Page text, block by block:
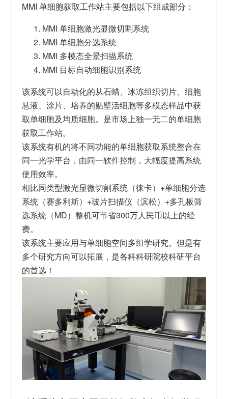
MMI 单细胞获取工作站主要包括以下组成部分：
MMI 单细胞激光显微切割系统
MMI 单细胞分选系统
MMI 多模态全景扫描系统
MMI 目标自动细胞识别系统
该系统可以自动化的从石蜡、冰冻组织切片、细胞
悬液、涂片、培养的贴壁活细胞等多模态样品中获
取单细胞及均质细胞。是市场上独一无二的单细胞
获取工作站。
该系统有机的将不同功能的单细胞获取系统整合在
同一光学平台，由同一软件控制，大幅度提高系统
使用效率。
相比同类型激光显微切割系统（徕卡）+单细胞分选
系统（赛多利斯）+玻片扫描仪（滨松）+多孔板筛
选系统（MD）整机可节省300万人民币以上的经
费。
该系统主要应用与单细胞空间多组学研究。但是有
多个研究方向可以拓展，是各科科研院校科研平台
的首选！